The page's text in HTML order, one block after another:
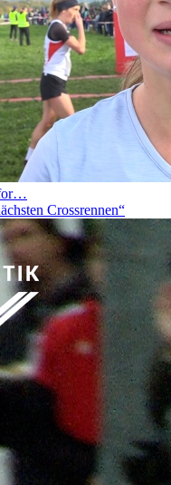
Crossrennen“